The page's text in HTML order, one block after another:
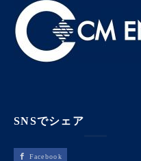
SNSでシェア
Facebook